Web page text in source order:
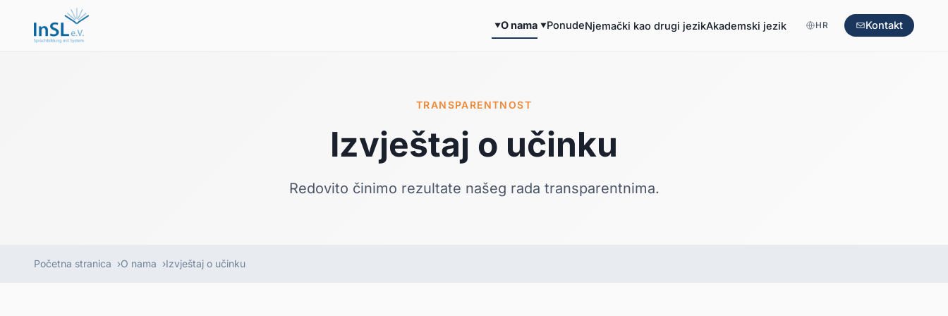
O nama PonudeNjemački kao drugi jezikAkademski jezik HR Kontakt
TRANSPARENTNOST
Izvještaj o učinku
Redovito činimo rezultate našeg rada transparentnima.
Početna stranica O nama Izvještaj o učinku